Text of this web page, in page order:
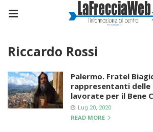
Riccardo Rossi
Palermo. Fratel
rappresentanti delle
lavorate per il Bene
Lug 20, 2020
READ MORE